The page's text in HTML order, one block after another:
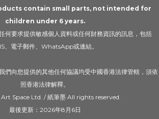
contain small parts, not intended for
children under 6 years.
何要求提供敏感個人資料或任何財務資訊的訊息，包括
、電子郵件、WhatsApp或連結。
們向您提供的其他任何協議均受中國香港法律管轄，須依
照香港法律解釋。
Space Ltd. / 紙筆墨 All rights reserved.
最後更新：2026年8月6日